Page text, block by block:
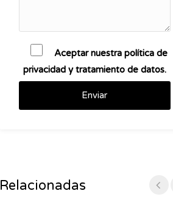
Aceptar nuestra política de
privacidad y tratamiento de datos.
Enviar
Relacionadas